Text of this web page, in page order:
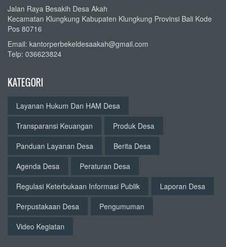
Jalan Raya Besakih Desa Akah
Kecamatan Klungkung Kabupaten Klungkung Provinsi Bali Kode
Pos 80716
Email: kantorperbekeldesaakah@gmail.com
Telp: 036623824
KATEGORI
Layanan Hukum Dan HAM Desa
Transparansi Keuangan
Produk Desa
Panduan Layanan Desa
Berita Desa
Agenda Desa
Peraturan Desa
Regulasi Keterbukaan Informasi Publik
Laporan Desa
Perpustakaan Desa
Pengumuman
Video Kegiatan